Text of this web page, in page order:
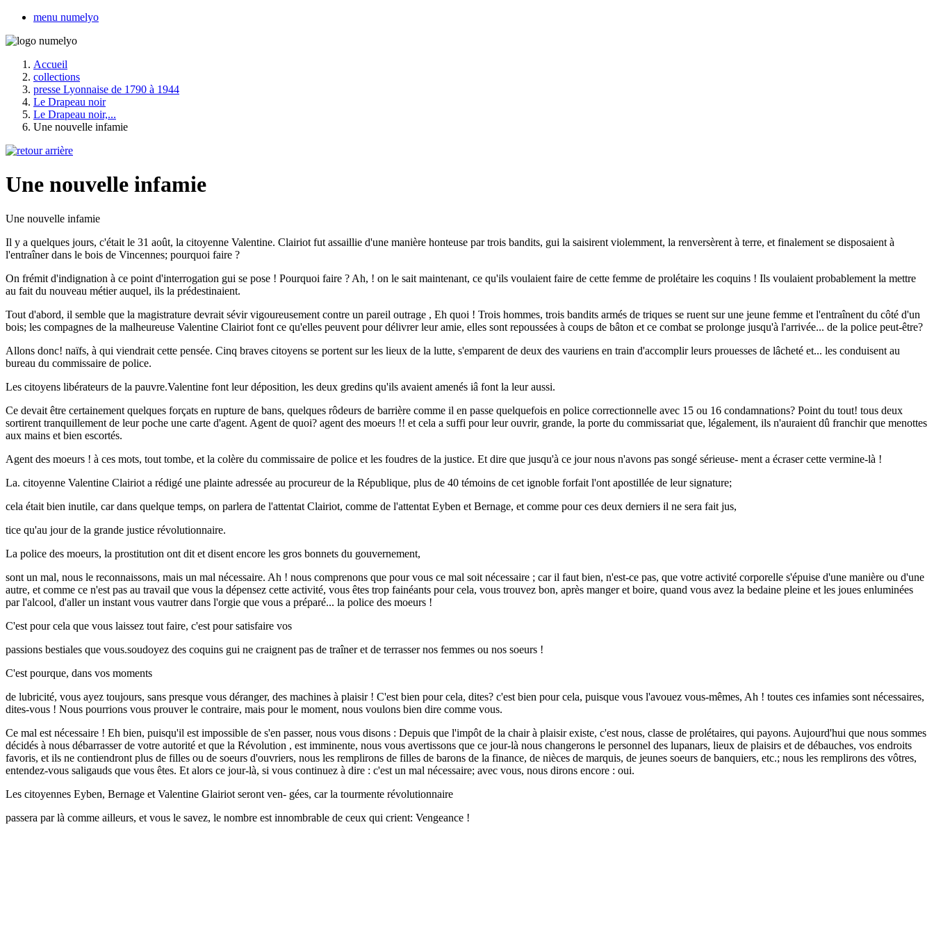
menu numelyo
Accueil
collections
presse Lyonnaise de 1790 à 1944
Le Drapeau noir
Le Drapeau noir,...
Une nouvelle infamie
Une nouvelle infamie
Une nouvelle infamie
Il y a quelques jours, c'était le 31 août, la citoyenne Valentine. Clairiot fut assaillie d'une manière honteuse par trois bandits, gui la saisirent violemment, la renversèrent à terre, et finalement se disposaient à
l'entraîner dans le bois de Vincennes; pourquoi faire ?
On frémit d'indignation à ce point d'interrogation gui se pose ! Pourquoi faire ? Ah, ! on le sait maintenant, ce qu'ils voulaient faire de cette femme de prolétaire les coquins ! Ils voulaient probablement la mettre
au fait du nouveau métier auquel, ils la prédestinaient.
Tout d'abord, il semble que la magistrature devrait sévir vigoureusement contre un pareil outrage , Eh quoi ! Trois hommes, trois bandits armés de triques se ruent sur une jeune femme et l'entraînent du côté d'un
bois; les compagnes de la malheureuse Valentine Clairiot font ce qu'elles peuvent pour délivrer leur amie, elles sont repoussées à coups de bâton et ce combat se prolonge jusqu'à l'arrivée... de la police peut-être?
Allons donc! naïfs, à qui viendrait cette pensée. Cinq braves citoyens se portent sur les lieux de la lutte, s'emparent de deux des vauriens en train d'accomplir leurs prouesses de lâcheté et... les conduisent au
bureau du commissaire de police.
Les citoyens libérateurs de la pauvre.Valentine font leur déposition, les deux gredins qu'ils avaient amenés iâ font la leur aussi.
Ce devait être certainement quelques forçats en rupture de bans, quelques rôdeurs de barrière comme il en passe quelquefois en police correctionnelle avec 15 ou 16 condamnations? Point du tout! tous deux
sortirent tranquillement de leur poche une carte d'agent. Agent de quoi? agent des moeurs !! et cela a suffi pour leur ouvrir, grande, la porte du commissariat que, légalement, ils n'auraient dû franchir que menottes
aux mains et bien escortés.
Agent des moeurs ! à ces mots, tout tombe, et la colère du commissaire de police et les foudres de la justice. Et dire que jusqu'à ce jour nous n'avons pas songé sérieuse- ment a écraser cette vermine-là !
La. citoyenne Valentine Clairiot a rédigé une plainte adressée au procureur de la République, plus de 40 témoins de cet ignoble forfait l'ont apostillée de leur signature;
cela était bien inutile, car dans quelque temps, on parlera de l'attentat Clairiot, comme de l'attentat Eyben et Bernage, et comme pour ces deux derniers il ne sera fait jus,
tice qu'au jour de la grande justice révolutionnaire.
La police des moeurs, la prostitution ont dit et disent encore les gros bonnets du gouvernement,
sont un mal, nous le reconnaissons, mais un mal nécessaire. Ah ! nous comprenons que pour vous ce mal soit nécessaire ; car il faut bien, n'est-ce pas, que votre activité corporelle s'épuise d'une manière ou d'une
autre, et comme ce n'est pas au travail que vous la dépensez cette activité, vous êtes trop fainéants pour cela, vous trouvez bon, après manger et boire, quand vous avez la bedaine pleine et les joues enluminées
par l'alcool, d'aller un instant vous vautrer dans l'orgie que vous a préparé... la police des moeurs !
C'est pour cela que vous laissez tout faire, c'est pour satisfaire vos
passions bestiales que vous.soudoyez des coquins gui ne craignent pas de traîner et de terrasser nos femmes ou nos soeurs !
C'est pourque, dans vos moments
de lubricité, vous ayez toujours, sans presque vous déranger, des machines à plaisir ! C'est bien pour cela, dites? c'est bien pour cela, puisque vous l'avouez vous-mêmes, Ah ! toutes ces infamies sont nécessaires,
dites-vous ! Nous pourrions vous prouver le contraire, mais pour le moment, nous voulons bien dire comme vous.
Ce mal est nécessaire ! Eh bien, puisqu'il est impossible de s'en passer, nous vous disons : Depuis que l'impôt de la chair à plaisir existe, c'est nous, classe de prolétaires, qui payons. Aujourd'hui que nous sommes
décidés à nous débarrasser de votre autorité et que la Révolution , est imminente, nous vous avertissons que ce jour-là nous changerons le personnel des lupanars, lieux de plaisirs et de débauches, vos endroits
favoris, et ils ne contiendront plus de filles ou de soeurs d'ouvriers, nous les remplirons de filles de barons de la finance, de nièces de marquis, de jeunes soeurs de banquiers, etc.; nous les remplirons des vôtres,
entendez-vous saligauds que vous êtes. Et alors ce jour-là, si vous continuez à dire : c'est un mal nécessaire; avec vous, nous dirons encore : oui.
Les citoyennes Eyben, Bernage et Valentine Glairiot seront ven- gées, car la tourmente révolutionnaire
passera par là comme ailleurs, et vous le savez, le nombre est innombrable de ceux qui crient: Vengeance !